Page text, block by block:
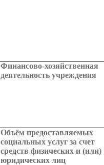
Финансово-хозяйственная
деятельность учреждения
Объём предоставляемых
социальных услуг за счет
средств физических и (или)
юридических лиц